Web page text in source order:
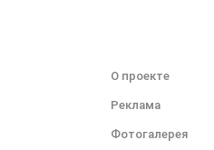
О проекте
Реклама
Фотогалерея